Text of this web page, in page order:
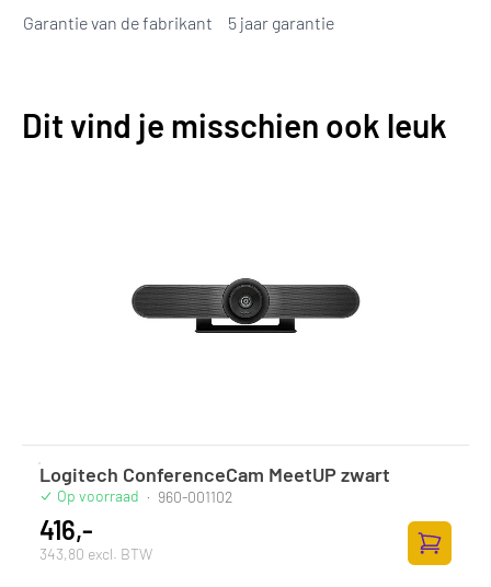
Garantie van de fabrikant
5 jaar garantie
Dit vind je misschien ook leuk
Logitech ConferenceCam MeetUP zwart
Op voorraad · 960-001102
416,-
343,80 excl. BTW